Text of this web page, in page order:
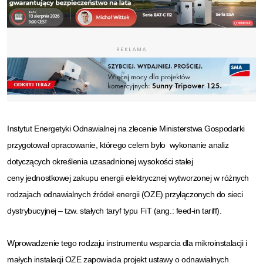
REKLAMA
Instytut Energetyki Odnawialnej na zlecenie Ministerstwa Gospodarki
przygotował opracowanie, którego celem było wykonanie analiz
dotyczących określenia uzasadnionej wysokości stałej
ceny jednostkowej zakupu energii elektrycznej wytworzonej w różnych
rodzajach odnawialnych źródeł energii (OZE) przyłączonych do sieci
dystrybucyjnej – tzw. stałych taryf typu FiT (ang.: feed-in tariff).
Wprowadzenie tego rodzaju instrumentu wsparcia dla mikroinstalacji i
małych instalacji OZE zapowiada projekt ustawy o odnawialnych